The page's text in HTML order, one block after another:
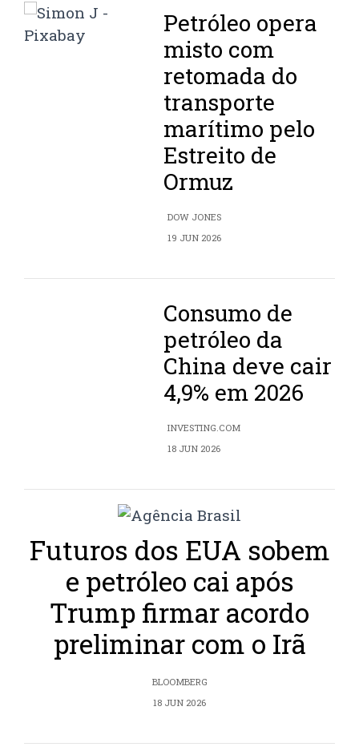
Petróleo opera
misto com
retomada do
transporte
marítimo pelo
Estreito de
Ormuz
DOW JONES
19 JUN 2026
Consumo de
petróleo da
China deve cair
4,9% em 2026
INVESTING.COM
18 JUN 2026
Futuros dos EUA sobem
e petróleo cai após
Trump firmar acordo
preliminar com o Irã
BLOOMBERG
18 JUN 2026